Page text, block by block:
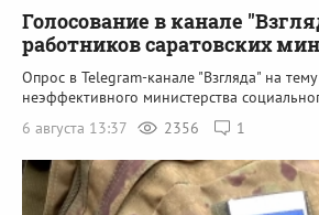
Голосование в канале
работников саратовских
Опрос в Telegram-канале "Взгляда" на
неэффективного министерства
6 августа 13:37
2356 1